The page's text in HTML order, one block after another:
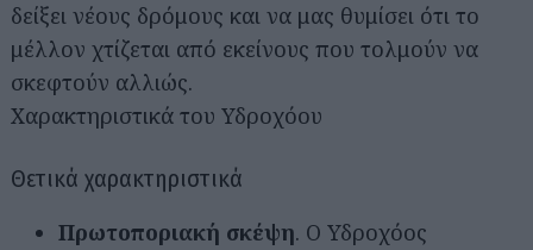
δείξει νέους δρόμους και να μας θυμίσει ότι το
μέλλον χτίζεται από εκείνους που τολμούν να
σκεφτούν αλλιώς.
Χαρακτηριστικά του Υδροχόου
Θετικά χαρακτηριστικά
Πρωτοποριακή σκέψη. Ο Υδροχόος